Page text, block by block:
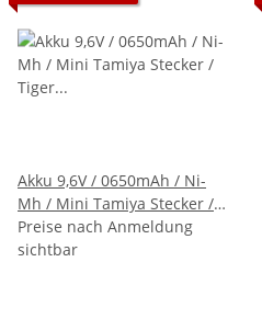
Akku 9,6V / 0650mAh / Ni-
Mh / Mini Tamiya Stecker /
Tiger 1, diverse Panzer
Preise nach Anmeldung
sichtbar